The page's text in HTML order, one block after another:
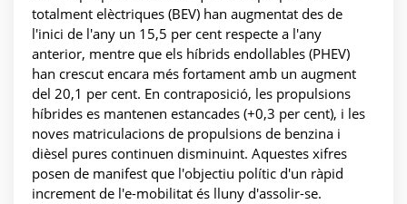
totalment elèctriques (BEV) han augmentat des de
l'inici de l'any un 15,5 per cent respecte a l'any
anterior, mentre que els híbrids endollables (PHEV)
han crescut encara més fortament amb un augment
del 20,1 per cent. En contraposició, les propulsions
híbrides es mantenen estancades (+0,3 per cent), i les
noves matriculacions de propulsions de benzina i
dièsel pures continuen disminuint. Aquestes xifres
posen de manifest que l'objectiu polític d'un ràpid
increment de l'e-mobilitat és lluny d'assolir-se.